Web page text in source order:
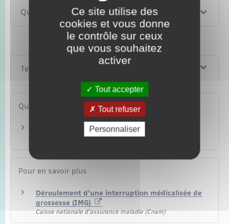
Que se passe-t-il après l'IMG ?
Textes de référence
Questions ? Réponses !
Enfant décédé à la naissance : quelles sont les
règles d'état civil ?
Pour en savoir plus
Déroulement d’une interruption médicalisée de
grossesse (IMG)
Caisse nationale d'assurance maladie (Cnam)
Ce site utilise des
cookies et vous donne
le contrôle sur ceux
que vous souhaitez
activer
Tout accepter
Tout refuser
Personnaliser